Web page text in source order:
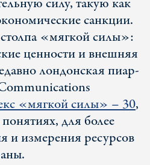
санкции.
«мягкой силы»:
ценности и внешняя
лондонская пиар-
«мягкой силы» – 30,
для более
и измерения ресурсов